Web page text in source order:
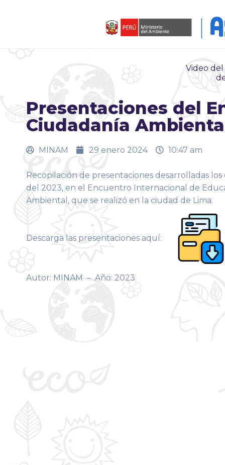
Video
Presentaciones del
Ciudadanía
MINAM 29 enero 2024 10:47 am
Recopilación de presentaciones desarrolladas los
del 2023, en el Encuentro Internacional de
Ambiental, que se realizó en la ciudad de Lima.
Descarga las presentaciones aquí:
Autor: MINAM – Año: 2023